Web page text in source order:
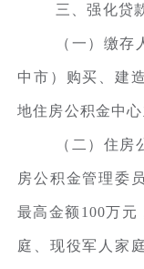
三、强化贷
（一）缴
中市）购买、建
地住房公积金中
（二）住
房公积金管理委
最高金额100万元
庭、现役军人家